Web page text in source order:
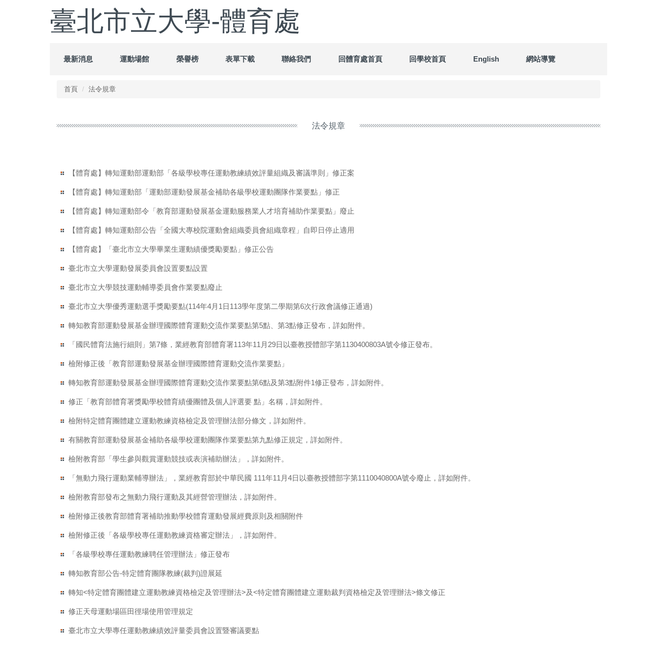
臺北市立大學-體育處
最新消息 運動場館 榮譽榜 表單下載 聯絡我們 回體育處首頁 回學校首頁 English 網站導覽
首頁 法令規章
法令規章
【體育處】轉知運動部運動部「各級學校專任運動教練績效評量組織及審議準則」修正案
【體育處】轉知運動部「運動部運動發展基金補助各級學校運動團隊作業要點」修正
【體育處】轉知運動部令「教育部運動發展基金運動服務業人才培育補助作業要點」廢止
【體育處】轉知運動部公告「全國大專校院運動會組織委員會組織章程」自即日停止適用
【體育處】「臺北市立大學畢業生運動績優獎勵要點」修正公告
臺北市立大學運動發展委員會設置要點設置
臺北市立大學競技運動輔導委員會作業要點廢止
臺北市立大學優秀運動選手獎勵要點(114年4月1日113學年度第二學期第6次行政會議修正通過)
轉知教育部運動發展基金辦理國際體育運動交流作業要點第5點、第3點修正發布，詳如附件。
「國民體育法施行細則」第7條，業經教育部體育署113年11月29日以臺教授體部字第1130400803A號令修正發布。
檢附修正後「教育部運動發展基金辦理國際體育運動交流作業要點」
轉知教育部運動發展基金辦理國際體育運動交流作業要點第6點及第3點附件1修正發布，詳如附件。
修正「教育部體育署獎勵學校體育績優團體及個人評選要 點」名稱，詳如附件。
檢附特定體育團體建立運動教練資格檢定及管理辦法部分條文，詳如附件。
有關教育部運動發展基金補助各級學校運動團隊作業要點第九點修正規定，詳如附件。
檢附教育部「學生參與觀賞運動競技或表演補助辦法」，詳如附件。
「無動力飛行運動業輔導辦法」，業經教育部於中華民國 111年11月4日以臺教授體部字第1110040800A號令廢止，詳如附件。
檢附教育部發布之無動力飛行運動及其經營管理辦法，詳如附件。
檢附修正後教育部體育署補助推動學校體育運動發展經費原則及相關附件
檢附修正後「各級學校專任運動教練資格審定辦法」，詳如附件。
「各級學校專任運動教練聘任管理辦法」修正發布
轉知教育部公告-特定體育團隊教練(裁判)證展延
轉知<特定體育團體建立運動教練資格檢定及管理辦法>及<特定體育團體建立運動裁判資格檢定及管理辦法>條文修正
修正天母運動場區田徑場使用管理規定
臺北市立大學專任運動教練績效評量委員會設置暨審議要點